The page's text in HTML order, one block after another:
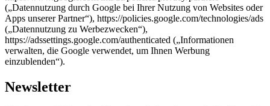
(„Datennutzung durch Google bei Ihrer Nutzung von Websites oder
Apps unserer Partner“), https://policies.google.com/technologies/ads
(„Datennutzung zu Werbezwecken“),
https://adssettings.google.com/authenticated („Informationen
verwalten, die Google verwendet, um Ihnen Werbung
einzublenden“).
Newsletter